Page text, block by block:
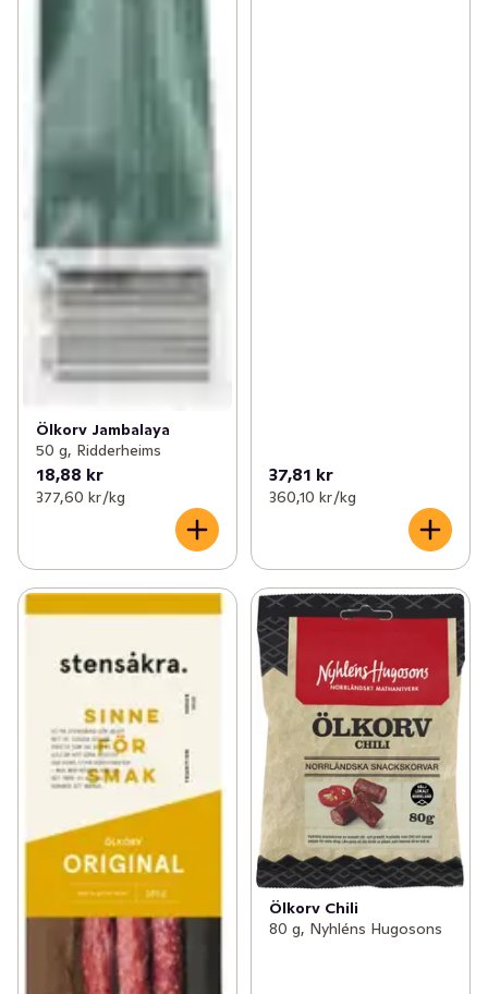
Ölkorv Jambalaya
50 g, Ridderheims
18,88 kr
377,60 kr /kg
37,81 kr
360,10 kr /kg
Ölkorv Chili
80 g, Nyhléns Hugosons